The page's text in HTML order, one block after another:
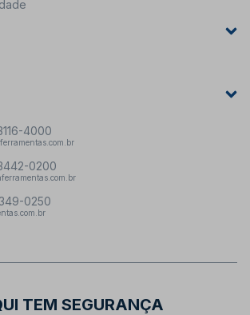
4000
0200
0250
TEM SEGURANÇA